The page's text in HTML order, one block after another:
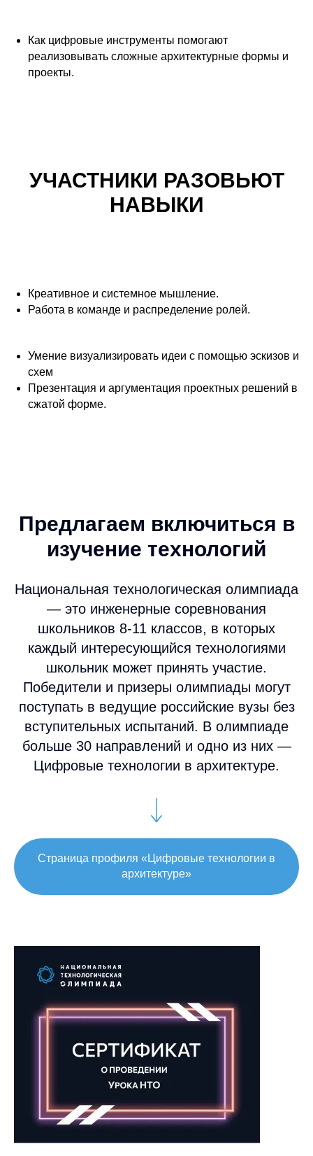
Как цифровые инструменты помогают
реализовывать сложные архитектурные формы и
проекты.
УЧАСТНИКИ РАЗОВЬЮТ
НАВЫКИ
Креативное и системное мышление.
Работа в команде и распределение ролей.
Умение визуализировать идеи с помощью эскизов и
схем
Презентация и аргументация проектных решений в
сжатой форме.
Предлагаем включиться в
изучение технологий
Национальная технологическая олимпиада
— это инженерные соревнования
школьников 8-11 классов, в которых
каждый интересующийся технологиями
школьник может принять участие.
Победители и призеры олимпиады могут
поступать в ведущие российские вузы без
вступительных испытаний. В олимпиаде
больше 30 направлений и одно из них —
Цифровые технологии в архитектуре.
Страница профиля «Цифровые технологии в
архитектуре»